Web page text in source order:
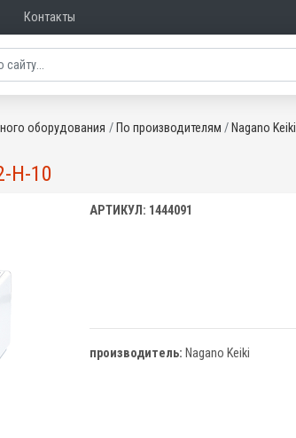
Контакты
оборудования По производителям Nagano Keiki
H-10
АРТИКУЛ: 1444091
производитель: Nagano Keiki